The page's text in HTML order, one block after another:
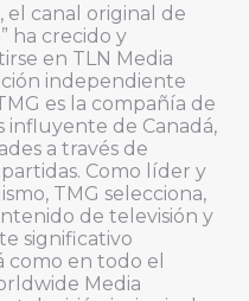
el canal original de
ha crecido y
en TLN Media
independiente
es la compañía de
de Canadá,
a través de
Como líder y
TMG selecciona,
de televisión y
significativo
como en todo el
Media